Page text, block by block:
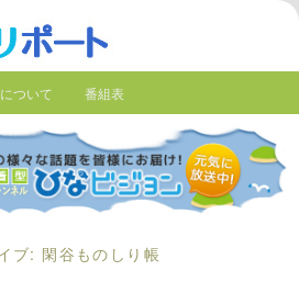
ついて 番組表
ブ: 閑谷ものしり帳